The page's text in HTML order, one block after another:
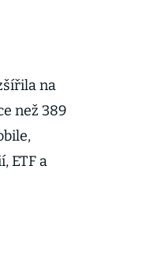
na
než 389
ETF a